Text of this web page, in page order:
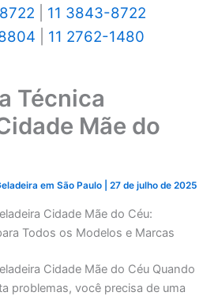
11 3843-8722
11 2762-1480
Técnica
Mãe do
em São Paulo |27 de julho de 2025
Cidade Mãe do Céu:
Todos os Modelos e Marcas
Cidade Mãe do Céu Quando
problemas, você precisa de uma